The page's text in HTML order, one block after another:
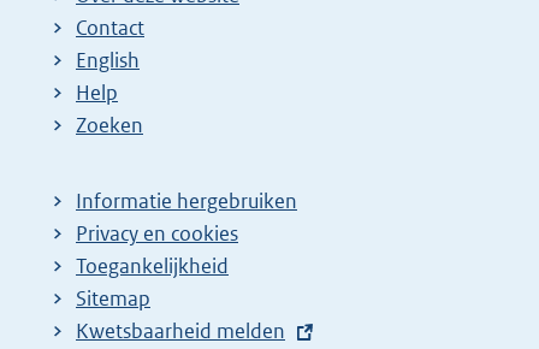
Contact
English
Help
Zoeken
Informatie hergebruiken
Privacy en cookies
Toegankelijkheid
Sitemap
E
Kwetsbaarheid melden